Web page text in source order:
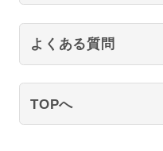
よくある質問
TOPへ